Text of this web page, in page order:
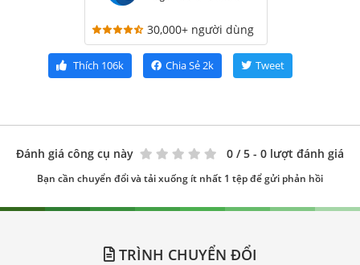
30,000+ người dùng
Thích 106k Chia Sẻ2k Tweet
Đánh giá công cụ này 0 / 5 - 0 lượt đánh giá
Bạn cần chuyển đổi và tải xuống ít nhất 1 tệp để gửi phản hồi
TRÌNH CHUYỂN ĐỔI